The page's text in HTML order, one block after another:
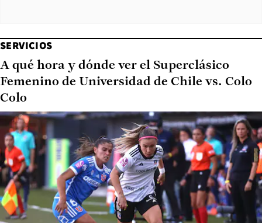
SERVICIOS
A qué hora y dónde ver el Superclásico
Femenino de Universidad de Chile vs. Colo
Colo